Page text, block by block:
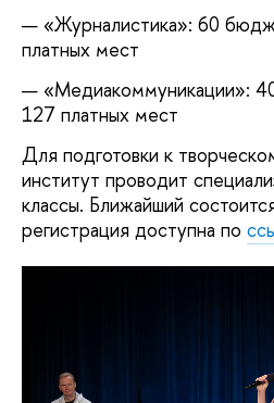
«Журналистика»: 60
платных мест
«Медиакоммуникации»:
127 платных мест
Для подготовки к
институт проводит
классы. Ближайший
регистрация доступна по